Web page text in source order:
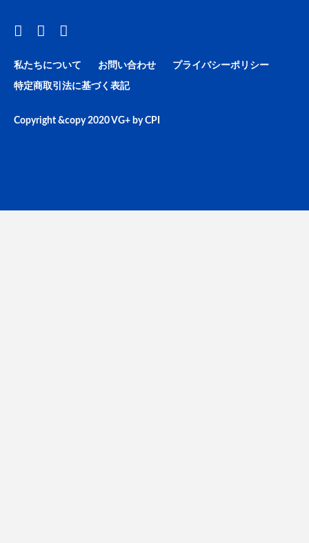
私たちについて お問い合わせ プライバシーポリシー
特定商取引法に基づく表記
Copyright &copy 2020VG+ byCPI